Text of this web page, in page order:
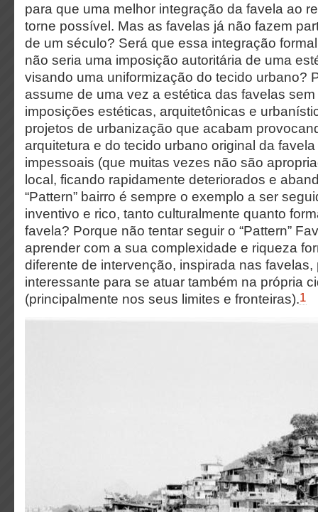
para que uma melhor integração da favela ao
torne possível. Mas as favelas já não fazem
de um século? Será que essa integração
não seria uma imposição autoritária de uma
visando uma uniformização do tecido urbano?
assume de uma vez a estética das favelas
imposições estéticas, arquitetônicas e
projetos de urbanização que acabam
arquitetura e do tecido urbano original da
impessoais (que muitas vezes não são
local, ficando rapidamente deteriorados e
“Pattern” bairro é sempre o exemplo a ser
inventivo e rico, tanto culturalmente quanto
favela? Porque não tentar seguir o “Pattern”
aprender com a sua complexidade e riqueza
diferente de intervenção, inspirada nas favelas,
interessante para se atuar também na própria
(principalmente nos seus limites e fronteiras).1